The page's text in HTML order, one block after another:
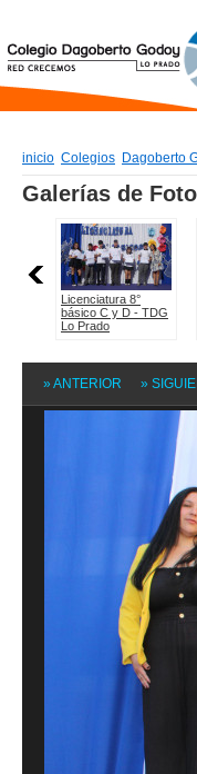
inicio Colegios Dagoberto
» ANTERIOR »